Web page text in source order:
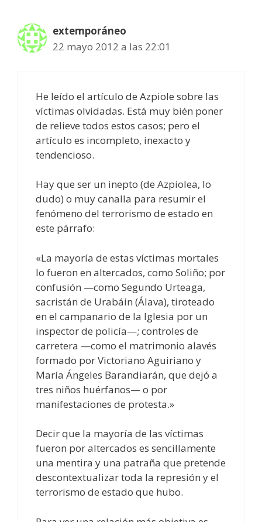
extemporáneo
22 mayo 2012 a las 22:01
He leído el artículo de Azpiole sobre las
víctimas olvidadas. Está muy bién poner
de relieve todos estos casos; pero el
artículo es incompleto, inexacto y
tendencioso.
Hay que ser un inepto (de Azpiolea, lo
dudo) o muy canalla para resumir el
fenómeno del terrorismo de estado en
este párrafo:
«La mayoría de estas víctimas mortales
lo fueron en altercados, como Soliño; por
confusión —como Segundo Urteaga,
sacristán de Urabáin (Álava), tiroteado
en el campanario de la Iglesia por un
inspector de policía—; controles de
carretera —como el matrimonio alavés
formado por Victoriano Aguiriano y
María Ángeles Barandiarán, que dejó a
tres niños huérfanos— o por
manifestaciones de protesta.»
Decir que la mayoría de las víctimas
fueron por altercados es sencillamente
una mentira y una patraña que pretende
descontextualizar toda la represión y el
terrorismo de estado que hubo.